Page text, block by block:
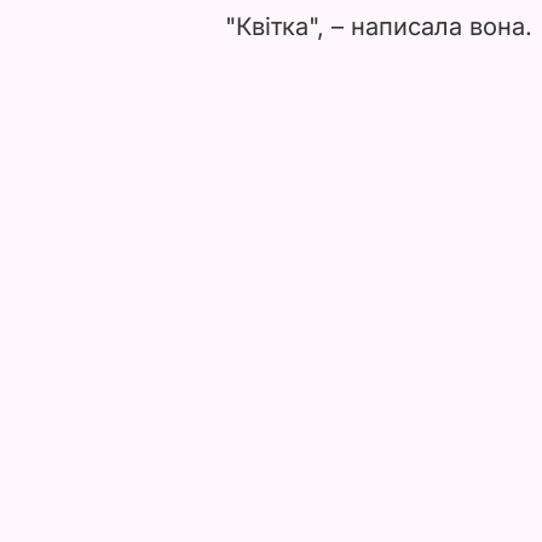
"Квітка", – написала вона.